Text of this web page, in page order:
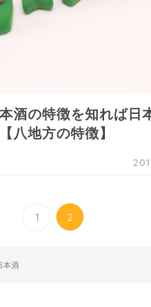
酒の特徴を知れば日
八地方の特徴】
1 2
本酒